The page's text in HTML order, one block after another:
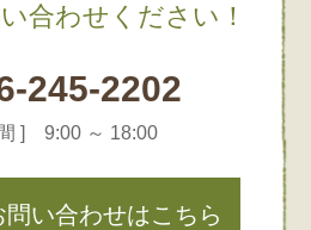
合わせください！
245-2202
] 9:00 ～ 18:00
い合わせはこちら